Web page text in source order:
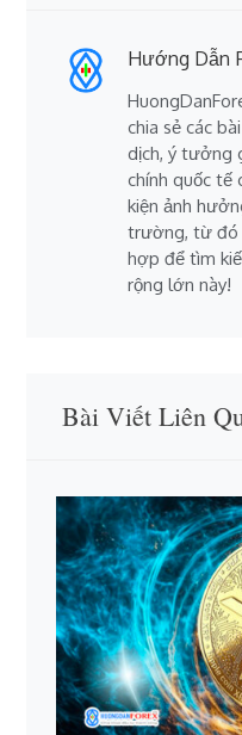
Hướng Dẫn
chia sẻ các
dịch, ý tưởng
chính quốc
kiện ảnh
trường, từ đó
hợp để tìm
rộng lớn này!
Bài Viết Liên